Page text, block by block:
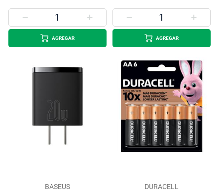
AGREGAR AGREGAR
BASEUS DURACELL